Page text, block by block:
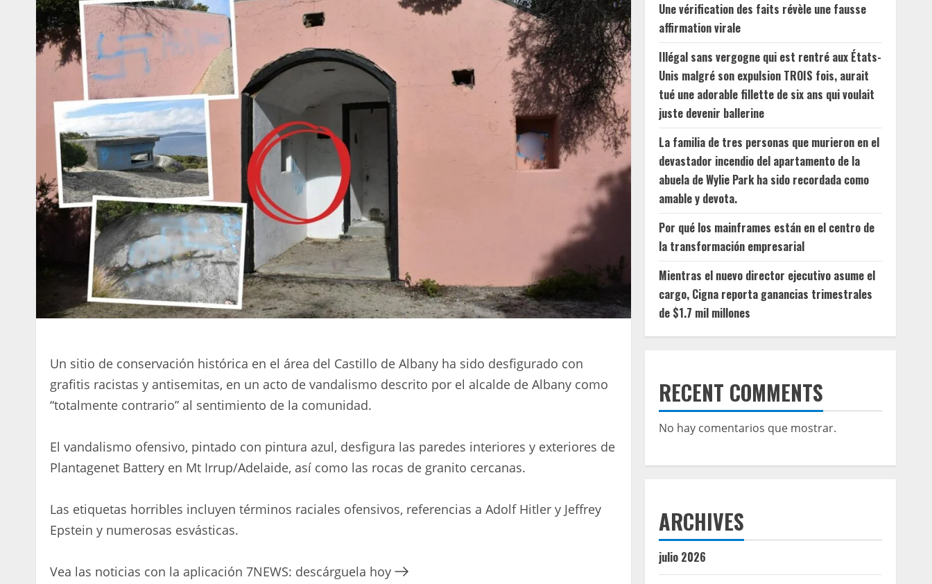
Un sitio de conservación histórica en el área del Castillo de Albany ha sido desfigurado con
grafitis racistas y antisemitas, en un acto de vandalismo descrito por el alcalde de Albany como
“totalmente contrario” al sentimiento de la comunidad.
El vandalismo ofensivo, pintado con pintura azul, desfigura las paredes interiores y exteriores de
Plantagenet Battery en Mt Irrup/Adelaide, así como las rocas de granito cercanas.
Las etiquetas horribles incluyen términos raciales ofensivos, referencias a Adolf Hitler y Jeffrey
Epstein y numerosas esvásticas.
Vea las noticias con la aplicación 7NEWS: descárguela hoy
Une vérification des faits révèle une fausse
affirmation virale
Illégal sans vergogne qui est rentré aux États-
Unis malgré son expulsion TROIS fois, aurait
tué une adorable fillette de six ans qui voulait
juste devenir ballerine
La familia de tres personas que murieron en el
devastador incendio del apartamento de la
abuela de Wylie Park ha sido recordada como
amable y devota.
Por qué los mainframes están en el centro de
la transformación empresarial
Mientras el nuevo director ejecutivo asume el
cargo, Cigna reporta ganancias trimestrales
de $1.7 mil millones
RECENT COMMENTS
No hay comentarios que mostrar.
ARCHIVES
julio 2026